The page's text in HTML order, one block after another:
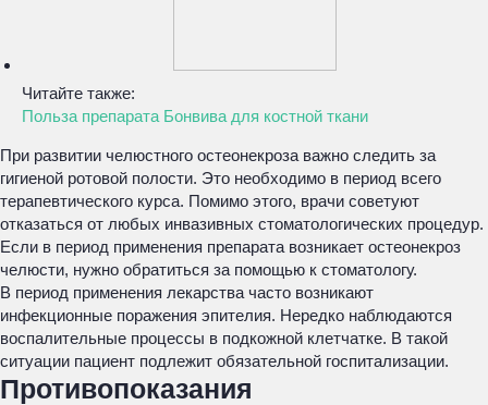
Читайте также:
Польза препарата Бонвива для костной ткани
При развитии челюстного остеонекроза важно следить за
гигиеной ротовой полости. Это необходимо в период всего
терапевтического курса. Помимо этого, врачи советуют
отказаться от любых инвазивных стоматологических процедур.
Если в период применения препарата возникает остеонекроз
челюсти, нужно обратиться за помощью к стоматологу.
В период применения лекарства часто возникают
инфекционные поражения эпителия. Нередко наблюдаются
воспалительные процессы в подкожной клетчатке. В такой
ситуации пациент подлежит обязательной госпитализации.
Противопоказания